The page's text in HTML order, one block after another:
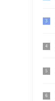
3
4
5
6